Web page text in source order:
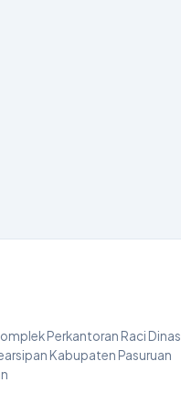
Perkantoran Raci Dinas
Kabupaten Pasuruan